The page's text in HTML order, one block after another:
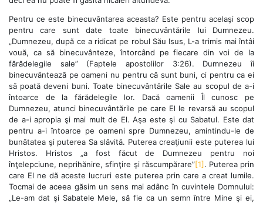
Pentru ce este binecuvântarea aceasta? Este pentru acelaşi scop
pentru care sunt date toate binecuvântările lui Dumnezeu.
„Dumnezeu, după ce a ridicat pe robul Său Isus, L-a trimis mai întâi
vouă, ca să binecuvânteze, întorcând pe fiecare din voi de la
fărădelegile sale” (Faptele apostolilor 3:26). Dumnezeu îi
binecuvântează pe oameni nu pentru că sunt buni, ci pentru ca ei
să poată deveni buni. Toate binecuvântările Sale au scopul de a-i
întoarce de la fărădelegile lor. Dacă oamenii Îl cunosc pe
Dumnezeu, atunci binecuvântările pe care El le revarsă au scopul
de a-i apropia şi mai mult de El. Aşa este şi cu Sabatul. Este dat
pentru a-i întoarce pe oameni spre Dumnezeu, amintindu-le de
bunătatea şi puterea Sa slăvită. Puterea creaţiunii este puterea lui
Hristos. Hristos „a fost făcut de Dumnezeu pentru noi
înţelepciune, neprihănire, sfinţire şi răscumpărare”[1]. Puterea prin
care El ne dă aceste lucruri este puterea prin care a creat lumile.
Tocmai de aceea găsim un sens mai adânc în cuvintele Domnului:
„Le-am dat şi Sabatele Mele, să fie ca un semn între Mine şi ei,